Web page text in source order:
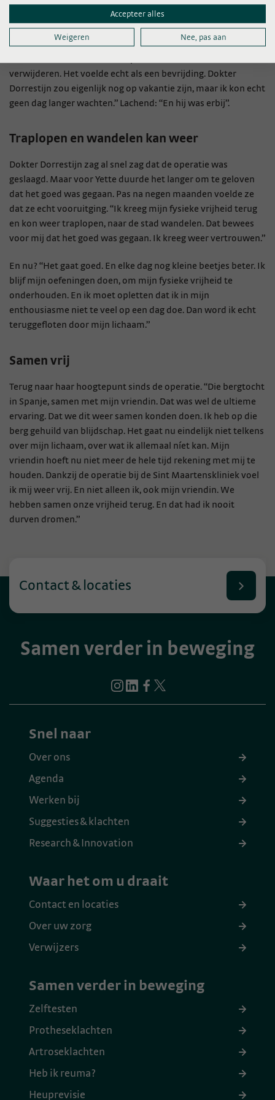
Die hield haar rechterarm hoog en fixeerde haar schouder en
rug. Alleen haar linkerarm kon vrij bewegen. “Het waren acht
lange weken. Ik leefde met de dag. Meteen de eerste dag na
verwijderen. Het voelde echt als een bevrijding. Dokter
Dorrestijn zou eigenlijk nog op vakantie zijn, maar ik kon echt
geen dag langer wachten.” Lachend: “En hij was erbij”.
Traplopen en wandelen kan weer
Dokter Dorrestijn zag al snel zag dat de operatie was
geslaagd. Maar voor Yette duurde het langer om te geloven
dat het goed was gegaan. Pas na negen maanden voelde ze
dat ze echt vooruitging. “Ik kreeg mijn fysieke vrijheid terug
en kon weer traplopen, naar de stad wandelen. Dat bewees
voor mij dat het goed was gegaan. Ik kreeg weer vertrouwen.”
En nu? “Het gaat goed. En elke dag nog kleine beetjes beter. Ik
blijf mijn oefeningen doen, om mijn fysieke vrijheid te
onderhouden. En ik moet opletten dat ik in mijn
enthousiasme niet te veel op een dag doe. Dan word ik echt
teruggefloten door mijn lichaam.”
Samen vrij
Terug naar haar hoogtepunt sinds de operatie. “Die bergtocht
in Spanje, samen met mijn vriendin. Dat was wel de ultieme
ervaring. Dat we dit weer samen konden doen. Ik heb op die
berg gehuild van blijdschap. Het gaat nu eindelijk niet telkens
over mijn lichaam, over wat ik allemaal níet kan. Mijn
vriendin hoeft nu niet meer de hele tijd rekening met mij te
houden. Dankzij de operatie bij de Sint Maartenskliniek voel
ik mij weer vrij. En niet alleen ik, ook mijn vriendin. We
hebben samen onze vrijheid terug. En dat had ik nooit
durven dromen.”
Samen verder in beweging
Contact & locaties
Snel naar
Over ons
Agenda
Werken bij
Suggesties & klachten
Research & Innovation
Waar het om u draait
Contact en locaties
Over uw zorg
Verwijzers
Samen verder in beweging
Zelftesten
Protheseklachten
Artroseklachten
Heb ik reuma?
Heuprevisie
Accepteer alles
Weigeren Nee, pas aan